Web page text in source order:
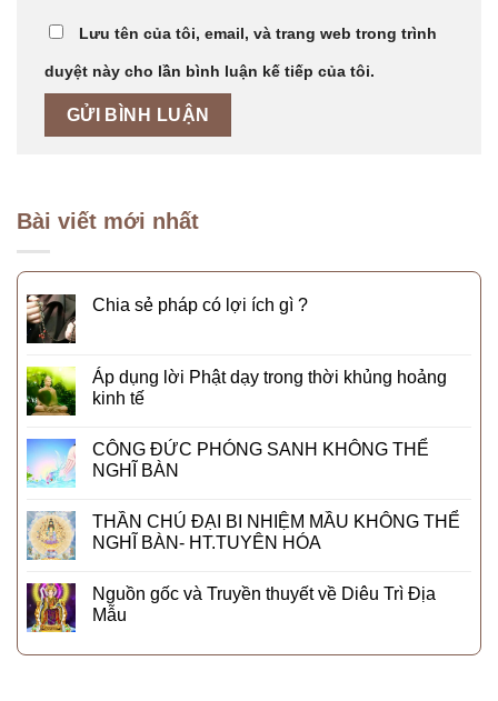
Lưu tên của tôi, email, và trang web trong trình
duyệt này cho lần bình luận kế tiếp của tôi.
Bài viết mới nhất
Chia sẻ pháp có lợi ích gì ?
Áp dụng lời Phật dạy trong thời khủng hoảng
kinh tế
CÔNG ĐỨC PHÓNG SANH KHÔNG THỂ
NGHĨ BÀN
THẦN CHÚ ĐẠI BI NHIỆM MẦU KHÔNG THỂ
NGHĨ BÀN- HT.TUYÊN HÓA
Nguồn gốc và Truyền thuyết về Diêu Trì Địa
Mẫu